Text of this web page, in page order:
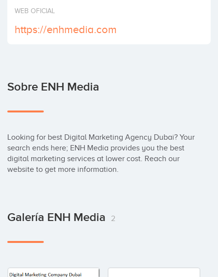
Invertir
WEB OFICIAL
https://enhmedia.com
Sobre ENH Media
Looking for best Digital Marketing Agency Dubai? Your
search ends here; ENH Media provides you the best
digital marketing services at lower cost. Reach our
website to get more information.
Galería ENH Media 2